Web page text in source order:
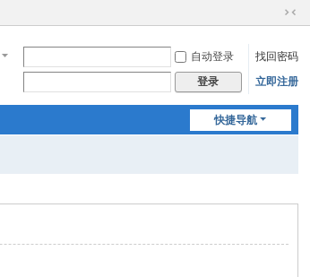
切
到
窄
自动登录
找回密码
登录 立即注册
快捷导航